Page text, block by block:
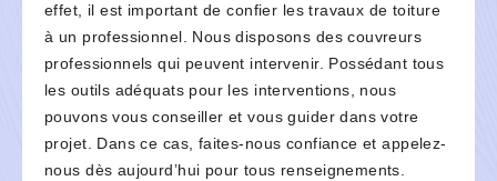
effet, il est important de confier les travaux de toiture
à un professionnel. Nous disposons des couvreurs
professionnels qui peuvent intervenir. Possédant tous
les outils adéquats pour les interventions, nous
pouvons vous conseiller et vous guider dans votre
projet. Dans ce cas, faites-nous confiance et appelez-
nous dès aujourd’hui pour tous renseignements.